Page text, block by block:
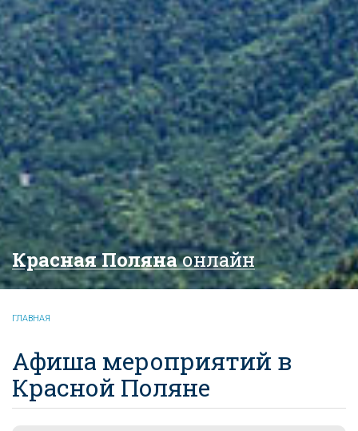
Красная Полянаонлайн
ГЛАВНАЯ
Афиша мероприятий в
Красной Поляне